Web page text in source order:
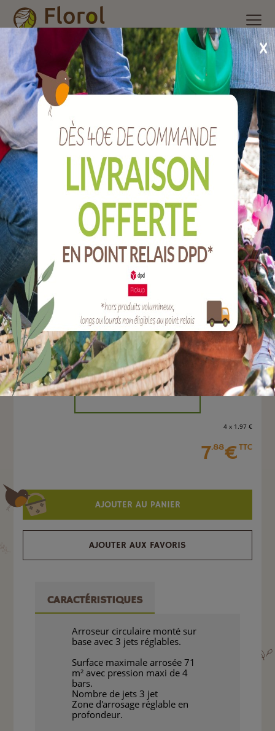
Accueil Nos produits /Arrosage/Raccords plastiques et
accessoires
/Arroseur rotatif sur base 71 m².
Arroseur rotatif sur base 71 m².
Ref :
A1420
EAN :3700194406943
Marque :
SOERGEN Distribution
Quantité :
Unité
-
4 x 1 .97 €
7.88€TTC
AJOUTER AU PANIER
AJOUTER AUX FAVORIS
CARACTÉRISTIQUES
Arroseur circulaire monté sur
base avec 3 jets réglables.
Surface maximale arrosée 71
m² avec pression maxi de 4
bars.
Nombre de jets 3 jet
Zone d'arrosage réglable en
profondeur.